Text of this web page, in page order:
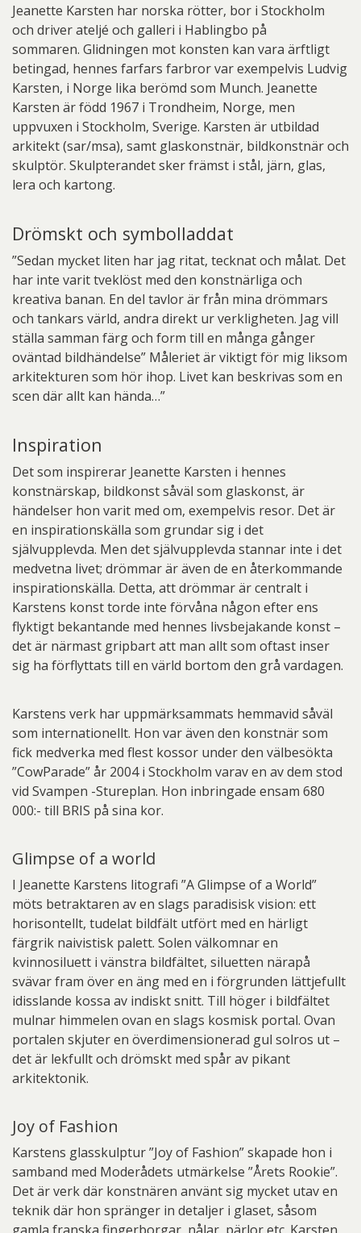
Jeanette Karsten har norska rötter, bor i Stockholm
och driver ateljé och galleri i Hablingbo på
sommaren. Glidningen mot konsten kan vara ärftligt
betingad, hennes farfars farbror var exempelvis Ludvig
Karsten, i Norge lika berömd som Munch. Jeanette
Karsten är född 1967 i Trondheim, Norge, men
uppvuxen i Stockholm, Sverige. Karsten är utbildad
arkitekt (sar/msa), samt glaskonstnär, bildkonstnär och
skulptör. Skulpterandet sker främst i stål, järn, glas,
lera och kartong.
Drömskt och symbolladdat
”Sedan mycket liten har jag ritat, tecknat och målat. Det
har inte varit tveklöst med den konstnärliga och
kreativa banan. En del tavlor är från mina drömmars
och tankars värld, andra direkt ur verkligheten. Jag vill
ställa samman färg och form till en många gånger
oväntad bildhändelse” Måleriet är viktigt för mig liksom
arkitekturen som hör ihop. Livet kan beskrivas som en
scen där allt kan hända…”
Inspiration
Det som inspirerar Jeanette Karsten i hennes
konstnärskap, bildkonst såväl som glaskonst, är
händelser hon varit med om, exempelvis resor. Det är
en inspirationskälla som grundar sig i det
självupplevda. Men det självupplevda stannar inte i det
medvetna livet; drömmar är även de en återkommande
inspirationskälla. Detta, att drömmar är centralt i
Karstens konst torde inte förvåna någon efter ens
flyktigt bekantande med hennes livsbejakande konst –
det är närmast gripbart att man allt som oftast inser
sig ha förflyttats till en värld bortom den grå vardagen.
Karstens verk har uppmärksammats hemmavid såväl
som internationellt. Hon var även den konstnär som
fick medverka med flest kossor under den välbesökta
”CowParade” år 2004 i Stockholm varav en av dem stod
vid Svampen -Stureplan. Hon inbringade ensam 680
000:- till BRIS på sina kor.
Glimpse of a world
I Jeanette Karstens litografi ”A Glimpse of a World”
möts betraktaren av en slags paradisisk vision: ett
horisontellt, tudelat bildfält utfört med en härligt
färgrik naivistisk palett. Solen välkomnar en
kvinnosiluett i vänstra bildfältet, siluetten närapå
svävar fram över en äng med en i förgrunden lättjefullt
idisslande kossa av indiskt snitt. Till höger i bildfältet
mulnar himmelen ovan en slags kosmisk portal. Ovan
portalen skjuter en överdimensionerad gul solros ut –
det är lekfullt och drömskt med spår av pikant
arkitektonik.
Joy of Fashion
Karstens glasskulptur ”Joy of Fashion” skapade hon i
samband med Moderådets utmärkelse ”Årets Rookie”.
Det är verk där konstnären använt sig mycket utav en
teknik där hon spränger in detaljer i glaset, såsom